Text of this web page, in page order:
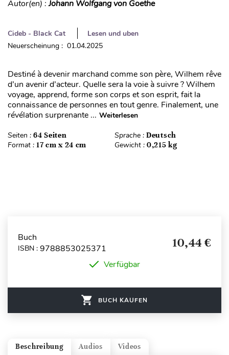
Autor(en) :Johann Wolfgang von Goethe
Cideb - Black Cat
Lesen und uben
Neuerscheinung : 01.04.2025
Destiné à devenir marchand comme son père, Wilhem rêve
d’un avenir d’acteur. Quelle sera la voie à suivre ? Wilhem
voyage, apprend, forme son corps et son esprit, fait la
connaissance de personnes en tout genre. Finalement, une
révélation surprenante ... Weiterlesen
Seiten : 64 Seiten Sprache : Deutsch
Format : 17 cm x 24 cm Gewicht : 0,215 kg
Buch
ISBN : 9788853025371 10,44 €
Verfügbar
BUCH KAUFEN
Videos
Audios
Beschreibung